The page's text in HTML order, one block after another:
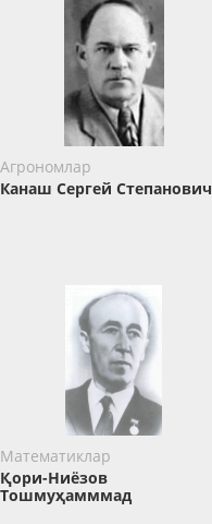
Агрономлар
Канаш Сергей Степанович
Математиклар
Қори-Ниёзов
Тошмуҳамммад